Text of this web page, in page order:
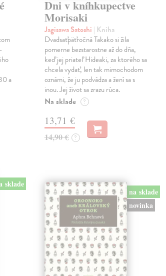
a
Dni v kníhkupectve
Morisaki
Jagisawa Satoshi | Kniha
Dvadsaťpäťročná Takako si žila
pomerne bezstarostne až do dňa,
keď jej priateľ Hideaki, za ktorého sa
chcela vydať, len tak mimochodom
oznámi, že ju podvádza a žení sa s
inou. Jej život sa zrazu rúca.
Na sklade ?
13,71 €
14,90 € ?
sklade
na sklade
novinka